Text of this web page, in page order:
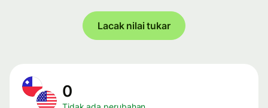
Lacak nilai tukar
0